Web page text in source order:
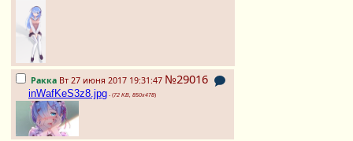
Ракка Вт 27 июня 2017 19:31:47 №29016
inWafKeS3z8.jpg - (72 KB, 850x478)